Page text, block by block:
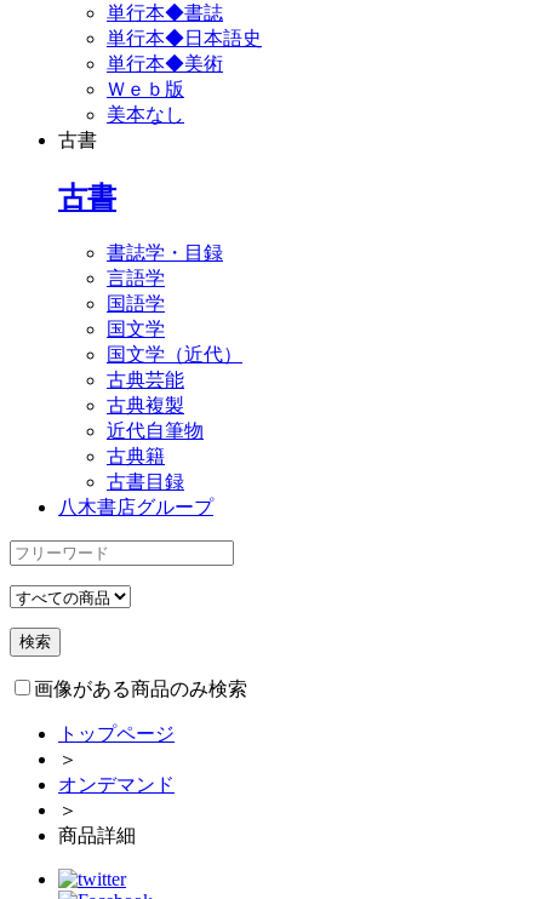
単行本◆書誌
単行本◆日本語史
単行本◆美術
Ｗｅｂ版
美本なし
古書
古書
書誌学・目録
言語学
国語学
国文学
国文学（近代）
古典芸能
古典複製
近代自筆物
古典籍
古書目録
八木書店グループ
画像がある商品のみ検索
トップページ
＞
オンデマンド
＞
商品詳細